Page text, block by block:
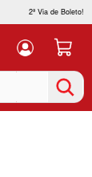
2ª Via de Boleto!